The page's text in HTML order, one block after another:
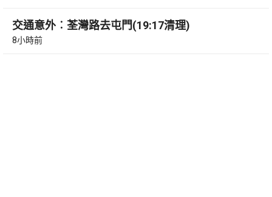
交通意外︰荃灣路去屯門(19:17清理)
8小時前